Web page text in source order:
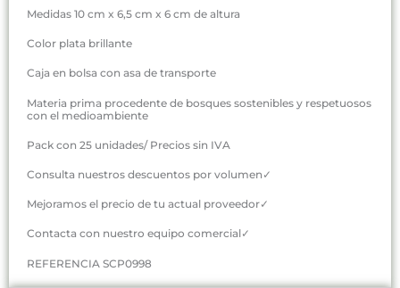
Medidas 10 cm x 6,5 cm x 6 cm de altura
Color plata brillante
Caja en bolsa con asa de transporte
Materia prima procedente de bosques sostenibles y respetuosos
con el medioambiente
Pack con 25 unidades/ Precios sin IVA
Consulta nuestros descuentos por volumen✓
Mejoramos el precio de tu actual proveedor✓
Contacta con nuestro equipo comercial✓
REFERENCIA SCP0998